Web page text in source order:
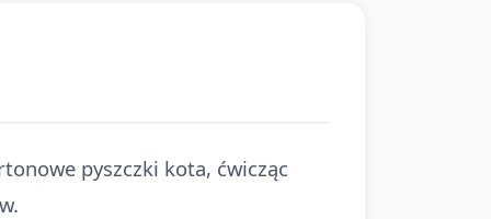
pyszczki kota, ćwicząc